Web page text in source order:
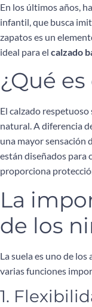
En los últimos años,
infantil, que busca
zapatos es un
ideal para el calzado
¿Qué
El calzado respetuoso
natural. A diferencia
una mayor sensación
están diseñados para
proporciona
La
de los
La suela es uno de
varias funciones
1.